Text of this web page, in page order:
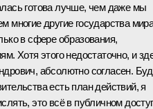
готова лучше, чем даже мы
многие другие государства
в сфере образования,
Хотя этого недостаточно, и
абсолютно согласен.
есть план действий, я
это всё в публичном